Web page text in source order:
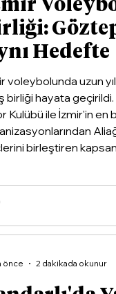
Hedefte
voleybolunda uzun
birliği hayata
Kulübü ile İzmir'in en
birleştiren
önce 2 dakikada okunur